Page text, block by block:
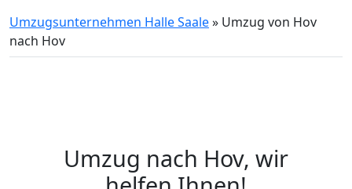
Umzugsunternehmen Halle Saale» Umzug von Hov
nach Hov
Umzug nach Hov, wir